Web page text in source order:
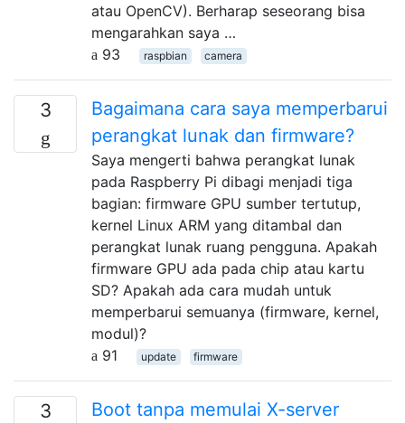
atau OpenCV). Berharap seseorang bisa
mengarahkan saya …
93
raspbian camera
3
Bagaimana cara saya memperbarui
perangkat lunak dan firmware?
Saya mengerti bahwa perangkat lunak
pada Raspberry Pi dibagi menjadi tiga
bagian: firmware GPU sumber tertutup,
kernel Linux ARM yang ditambal dan
perangkat lunak ruang pengguna. Apakah
firmware GPU ada pada chip atau kartu
SD? Apakah ada cara mudah untuk
memperbarui semuanya (firmware, kernel,
modul)?
91
update firmware
3 Boot tanpa memulai X-server